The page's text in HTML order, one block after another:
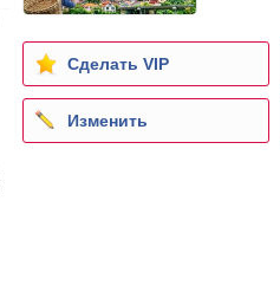
Сделать VIP
Изменить